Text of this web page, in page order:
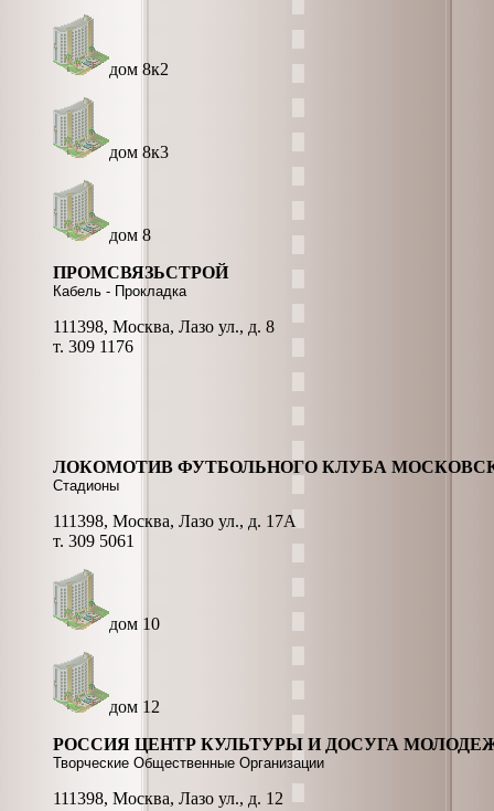
дом 8к2
дом 8к3
дом 8
ПРОМСВЯЗЬСТРОЙ
Кабель - Прокладка
111398, Москва, Лазо ул., д. 8
т. 309 1176
ЛОКОМОТИВ ФУТБОЛЬНОГО КЛУБА
Стадионы
111398, Москва, Лазо ул., д. 17А
т. 309 5061
дом 10
дом 12
РОССИЯ ЦЕНТР КУЛЬТУРЫ И ДОСУГА
Творческие Общественные Организации
111398, Москва, Лазо ул., д. 12